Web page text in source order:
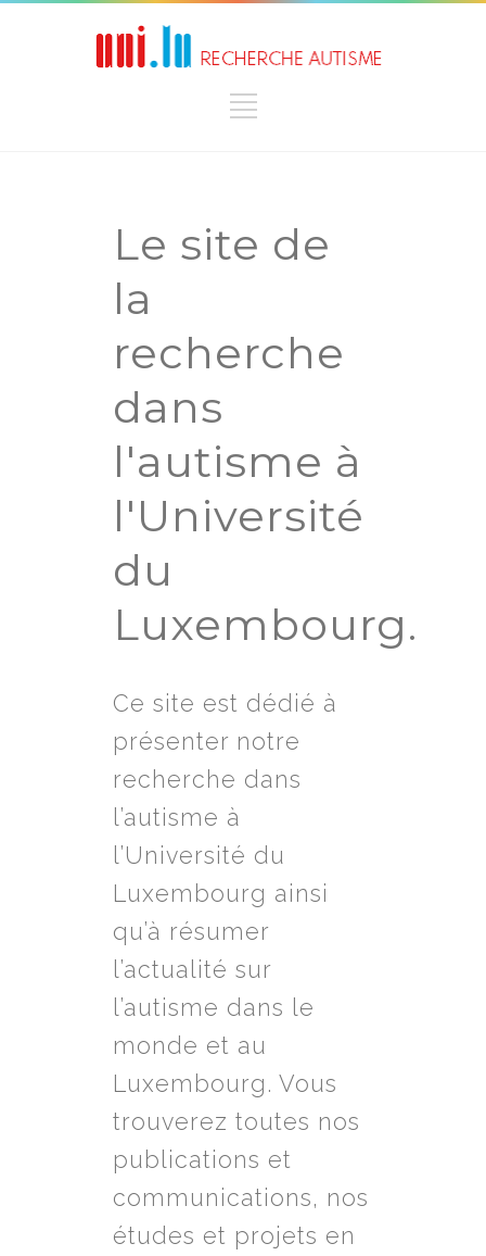
Le site de
la
recherche
dans
l'autisme à
l'Université
du
Luxembourg.
Ce site est dédié à
présenter notre
recherche dans
l’autisme à
l’Université du
Luxembourg ainsi
qu’à résumer
l’actualité sur
l’autisme dans le
monde et au
Luxembourg. Vous
trouverez toutes nos
publications et
communications, nos
études et projets en